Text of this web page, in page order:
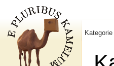
Kategorie